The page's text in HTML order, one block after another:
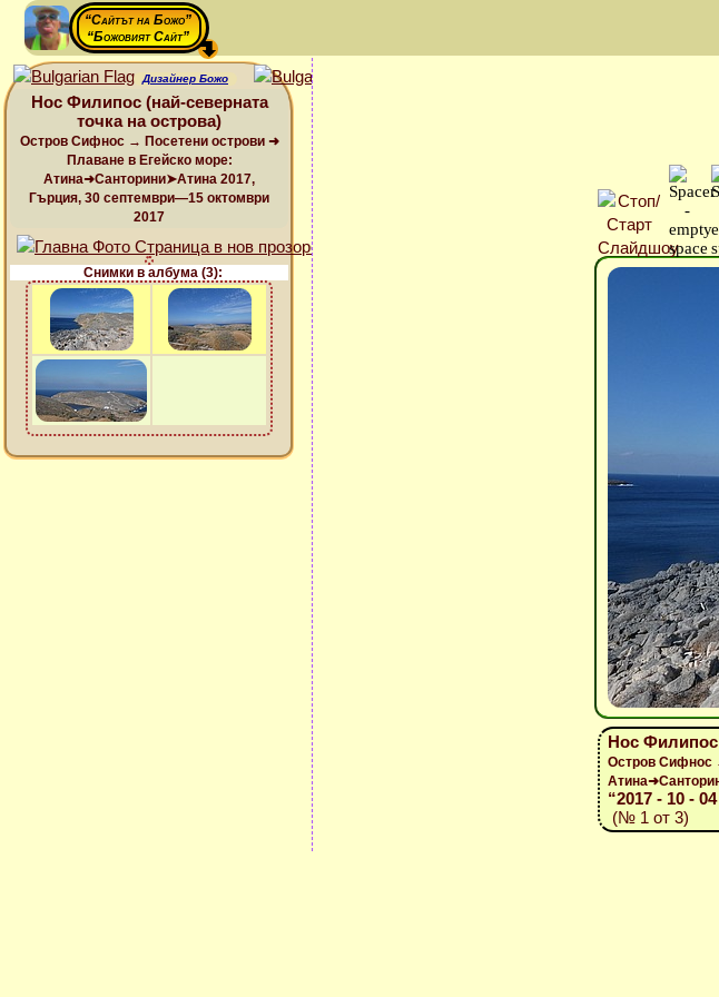
“Сайтът на Божо”
“Божовият Сайт”
Дизайнер Божо
Нос Филипос (най-северната
точка на острова)
Остров Сифнос → Посетени острови ➜
Плаване в Егейско море:
Атина➜Санторини➤Атина 2017,
Гърция, 30 септември—15 октомври
2017
Снимки в албума (3):
Нос Филипос
Остров Сифнос
“2017 - 10 -
(№ 1 от 3)